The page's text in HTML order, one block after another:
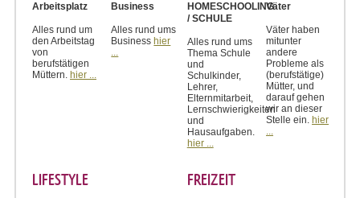
Arbeitsplatz
Alles rund um
den Arbeitstag
von
berufstätigen
Müttern. hier ...
Business
Alles rund ums
Business hier
...
HOMESCHOOLING
/ SCHULE
Alles rund ums
Thema Schule
und
Schulkinder,
Lehrer,
Elternmitarbeit,
Lernschwierigkeiten
und
Hausaufgaben.
hier ...
Väter
Väter haben
mitunter
andere
Probleme als
(berufstätige)
Mütter, und
darauf gehen
wir an dieser
Stelle ein. hier
...
LIFESTYLE FREIZEIT